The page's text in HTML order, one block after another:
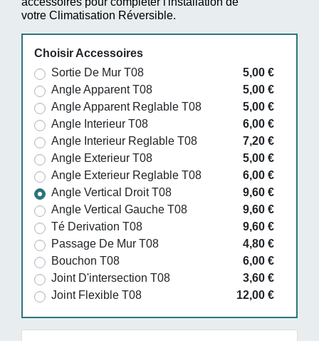
votre Climatisation Réversible.
Choisir Accessoires
Sortie De Mur T08
5,00 €
Angle Apparent T08
5,00 €
Angle Apparent Reglable T08
5,00 €
Angle Interieur T08
6,00 €
Angle Interieur Reglable T08
7,20 €
Angle Exterieur T08
5,00 €
Angle Exterieur Reglable T08
6,00 €
Angle Vertical Droit T08
9,60 €
Angle Vertical Gauche T08
9,60 €
Té Derivation T08
9,60 €
Passage De Mur T08
4,80 €
Bouchon T08
6,00 €
Joint D'intersection T08
3,60 €
Joint Flexible T08
12,00 €